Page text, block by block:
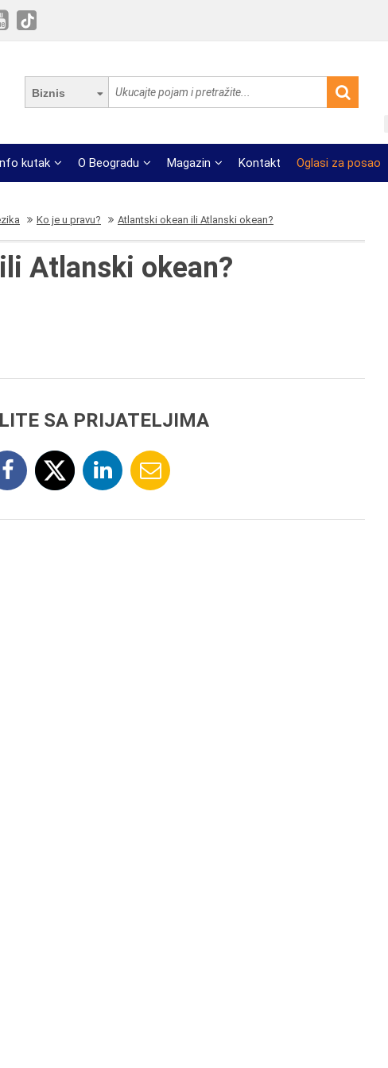
Biznis
kutak O Beogradu Magazin Kontakt Oglasi za posao
Ko je u pravu? Atlantski okean ili Atlanski okean?
Atlanski okean?
SA PRIJATELJIMA